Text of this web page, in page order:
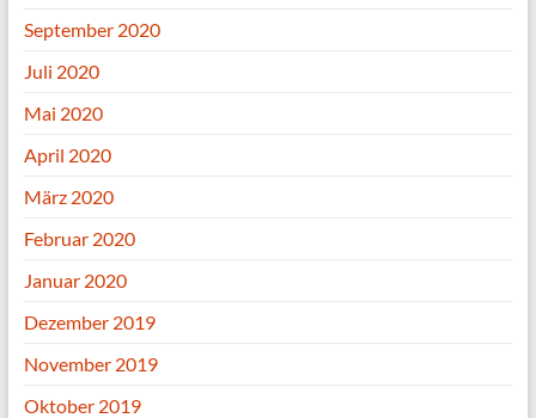
September 2020
Juli 2020
Mai 2020
April 2020
März 2020
Februar 2020
Januar 2020
Dezember 2019
November 2019
Oktober 2019